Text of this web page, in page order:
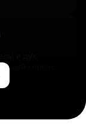
сервис